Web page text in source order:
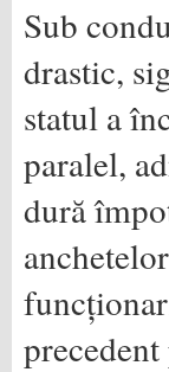
Sub
drastic,
statul a
paralel,
dură
precedent